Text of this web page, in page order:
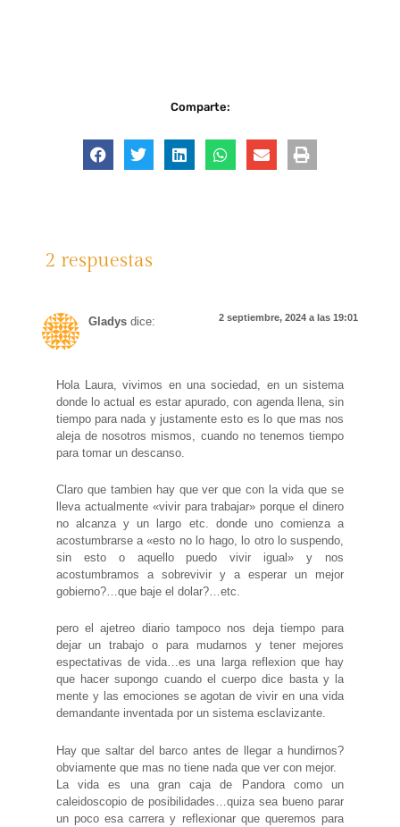
Comparte:
2 respuestas
Gladys dice: 2 septiembre, 2024 a las 19:01
Hola Laura, vivimos en una sociedad, en un sistema
donde lo actual es estar apurado, con agenda llena, sin
tiempo para nada y justamente esto es lo que mas nos
aleja de nosotros mismos, cuando no tenemos tiempo
para tomar un descanso.
Claro que tambien hay que ver que con la vida que se
lleva actualmente «vivir para trabajar» porque el dinero
no alcanza y un largo etc. donde uno comienza a
acostumbrarse a «esto no lo hago, lo otro lo suspendo,
sin esto o aquello puedo vivir igual» y nos
acostumbramos a sobrevivir y a esperar un mejor
gobierno?…que baje el dolar?…etc.
pero el ajetreo diario tampoco nos deja tiempo para
dejar un trabajo o para mudarnos y tener mejores
espectativas de vida…es una larga reflexion que hay
que hacer supongo cuando el cuerpo dice basta y la
mente y las emociones se agotan de vivir en una vida
demandante inventada por un sistema esclavizante.
Hay que saltar del barco antes de llegar a hundirnos?
obviamente que mas no tiene nada que ver con mejor.
La vida es una gran caja de Pandora como un
caleidoscopio de posibilidades…quiza sea bueno parar
un poco esa carrera y reflexionar que queremos para